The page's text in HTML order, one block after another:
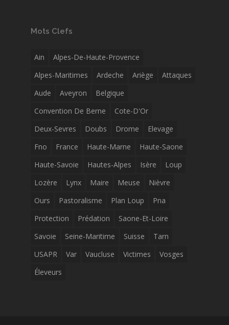
Mots Clefs
Ain
Alpes-De-Haute-Provence
Alpes-Maritimes
Ardeche Ariège
Attaques
Aude
Aveyron
Belgique
Convention De Berne
Cote-D'Or
Deux-Sevres
Doubs Drome
Elevage
Fno
France Haute-Marne
Haute-Saone
Haute-Savoie
Hautes-Alpes Isère
Loup
Lozère
Lynx Maire Meuse
Nièvre
Ours
Pastoralisme Plan Loup
Pna
Protection
Prédation
Saone-Et-Loire
Savoie
Seine-Maritime Suisse
Tarn
USAPR
Var Vaucluse Victimes
Vosges
Éleveurs